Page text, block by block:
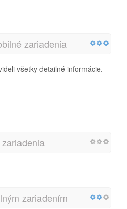
zariadenia
všetky detailné informácie.
zariadením